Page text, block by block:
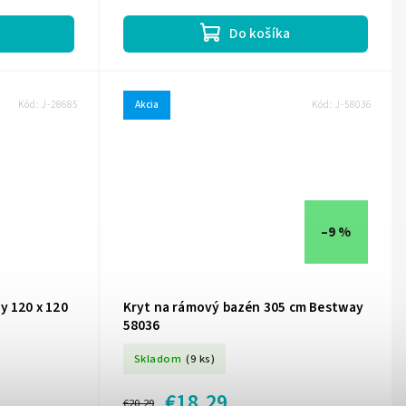
Do košíka
120 x 120
Kód: J-28685 Akcia
–9 %
Kryt na rámový bazén 305 cm Bestway
58036
Skladom (9 ks)
Kód: J-58036